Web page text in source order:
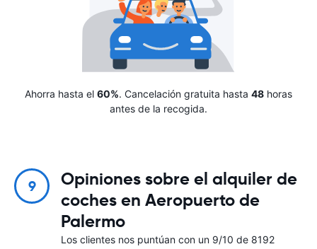
Ahorra hasta el 60%. Cancelación gratuita hasta 48 horas
antes de la recogida.
9
Opiniones sobre el alquiler de
coches en Aeropuerto de
Palermo
Los clientes nos puntúan con un 9/10 de 8192